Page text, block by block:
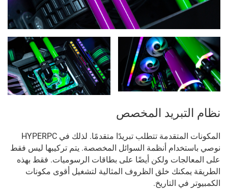
نظام التبريد المخصص
المكونات المتقدمة تتطلب تبريدًا متقدمًا. لذلك في HYPERPC
نوصي باستخدام أنظمة السوائل المخصصة. يتم تركيبها ليس فقط
على المعالجات ولكن أيضًا على بطاقات الرسوميات. فقط بهذه
الطريقة يمكنك خلق الظروف المثالية لتشغيل أقوى مكونات
الكمبيوتر في التاريخ.